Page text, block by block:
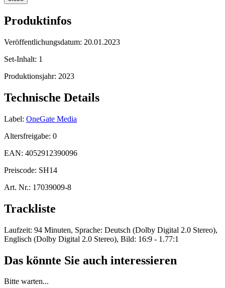
Produktinfos
Veröffentlichungsdatum: 20.01.2023
Set-Inhalt: 1
Produktionsjahr: 2023
Technische Details
Label: OneGate Media
Altersfreigabe: 0
EAN: 4052912390096
Preiscode: SH14
Art. Nr.: 17039009-8
Trackliste
Laufzeit: 94 Minuten, Sprache: Deutsch (Dolby Digital 2.0 Stereo),
Englisch (Dolby Digital 2.0 Stereo), Bild: 16:9 - 1.77:1
Das könnte Sie auch interessieren
Bitte warten...